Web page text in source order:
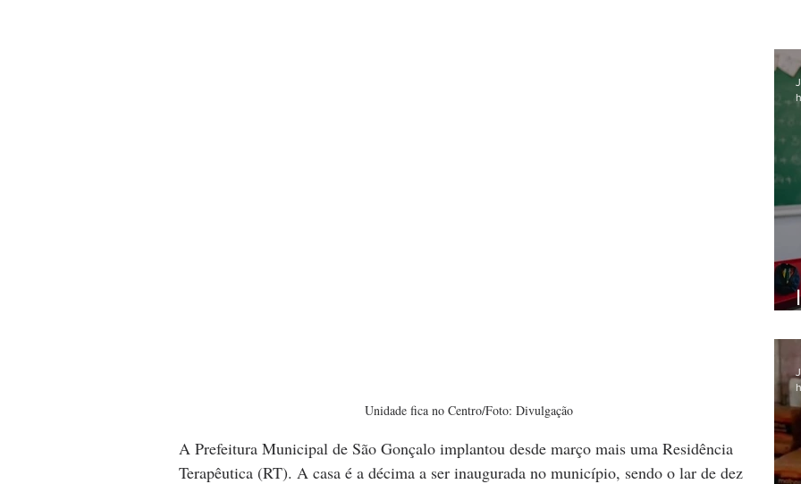
Unidade fica no Centro/Foto: Divulgação
A Prefeitura Municipal de São Gonçalo implantou desde março mais uma Residência
Terapêutica (RT). A casa é a décima a ser inaugurada no município, sendo o lar de dez